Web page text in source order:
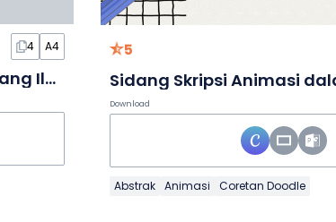
4 A4
Lembar Kerja Ayo Hitung Hewan yang Ilustratif
5
Sidang Skripsi Animasi
Download
Abstrak Animasi Coretan Doodle